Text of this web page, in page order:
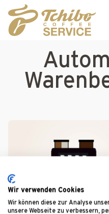
Zum Hauptinhalt springen
Wir verwenden Cookies
Wir können diese zur Analyse
unsere Webseite zu verbessern,